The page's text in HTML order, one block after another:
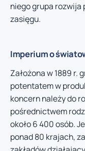
niego grupa rozwija
zasięgu.
Imperium o
Założona w 1889 r.
potentatem w
koncern należy do
pośrednictwem
około 6 400 osób.
ponad 80 krajach,